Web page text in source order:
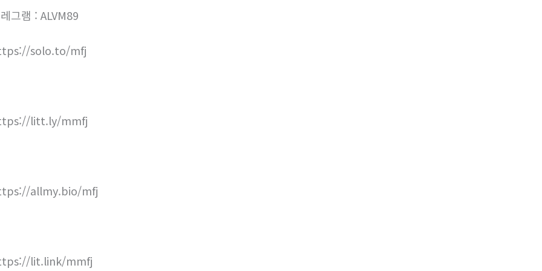
그램 : ALVM89
solo.to/mfj
litt.ly/mmfj
allmy.bio/mfj
lit.link/mmfj